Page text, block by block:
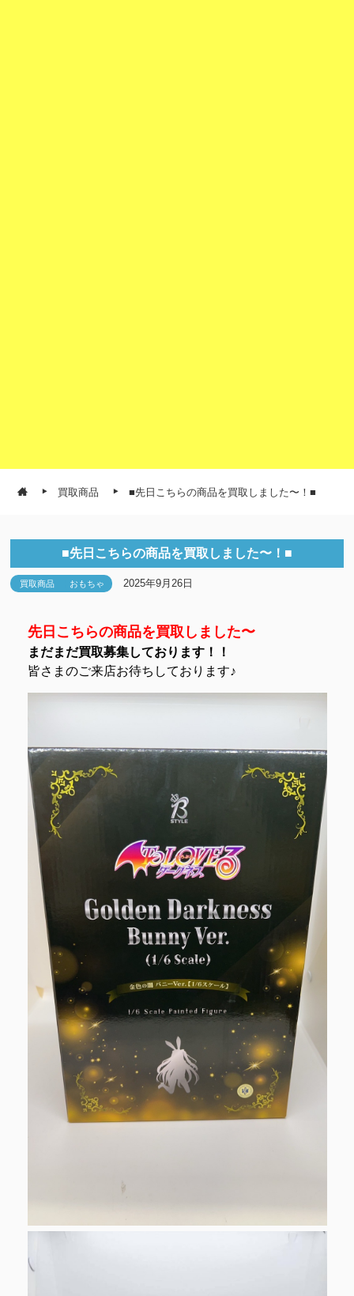
買取商品 ■先日こちらの商品を買取しました〜！■
■先日こちらの商品を買取しました〜！■
買取商品 おもちゃ 2025年9月26日
先日こちらの商品を買取しました〜
まだまだ買取募集しております！！
皆さまのご来店お待ちしております♪